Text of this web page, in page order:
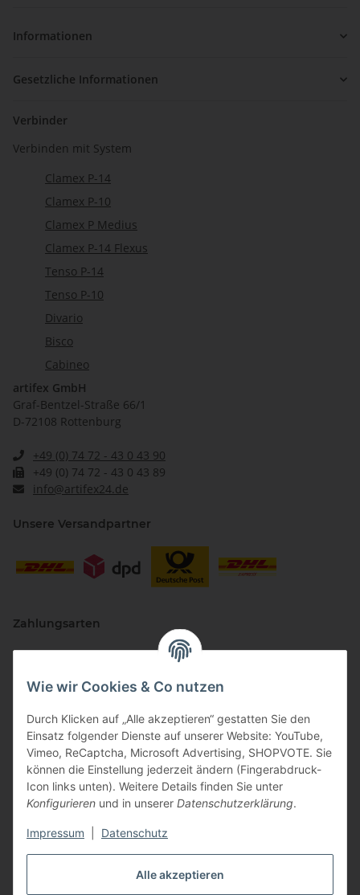
Alle akzeptieren
Wie wir Cookies & Co nutzen
Durch Klicken auf „Alle akzeptieren“ gestatten Sie den
Einsatz folgender Dienste auf unserer Website: YouTube,
Vimeo, ReCaptcha, Microsoft Advertising, SHOPVOTE. Sie
können die Einstellung jederzeit ändern (Fingerabdruck-
Icon links unten). Weitere Details finden Sie unter
Konfigurieren und in unserer Datenschutzerklärung.
Impressum Datenschutz
Informationen
Gesetzliche Informationen
Verbinder
Verbinden mit System
Clamex P-14
Clamex P-10
Clamex P Medius
Clamex P-14 Flexus
Tenso P-14
Tenso P-10
Divario
Bisco
Cabineo
artifex GmbH
Graf-Bentzel-Straße 66/1
D-72108 Rottenburg
+49 (0) 74 72 - 43 0 43 90
+49 (0) 74 72 - 43 0 43 89
info@artifex24.de
Unsere Versandpartner
Zahlungsarten
Vertriebspartner